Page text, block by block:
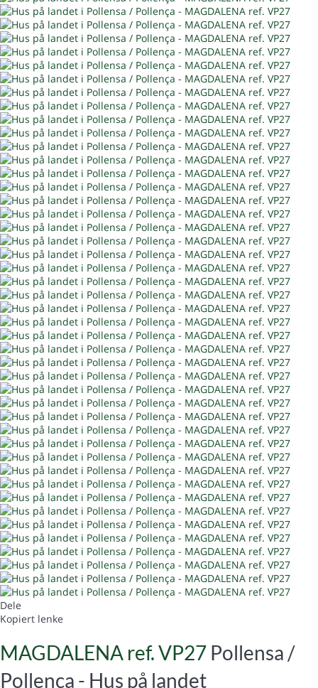
Dele
Kopiert lenke
MAGDALENA ref. VP27 Pollensa /
Pollença - Hus på landet